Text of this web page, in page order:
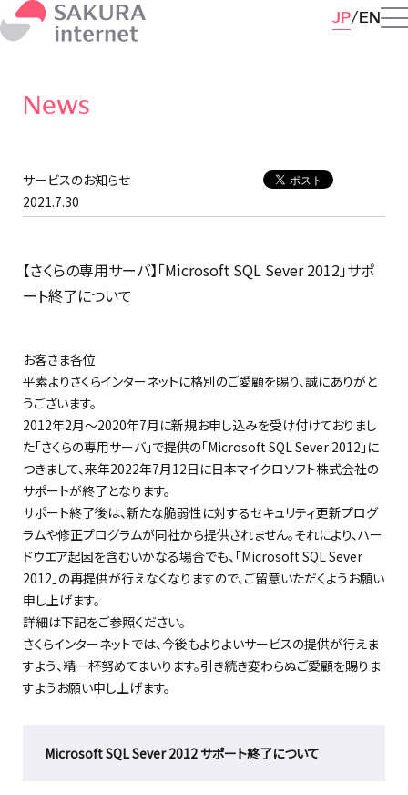
JP EN
News
サービスのお知らせ
2021.7.30
【さくらの専用サーバ】「Microsoft SQL Sever 2012」サポ
ート終了について
お客さま各位
平素よりさくらインターネットに格別のご愛顧を賜り、誠にありがと
うございます。
2012年2月～2020年7月に新規お申し込みを受け付けておりまし
た「さくらの専用サーバ」で提供の「Microsoft SQL Sever 2012」に
つきまして、来年2022年7月12日に日本マイクロソフト株式会社の
サポートが終了となります。
サポート終了後は、新たな脆弱性に対するセキュリティ更新プログ
ラムや修正プログラムが同社から提供されません。それにより、ハー
ドウエア起因を含むいかなる場合でも、「Microsoft SQL Sever
2012」の再提供が行えなくなりますので、ご留意いただくようお願い
申し上げます。
詳細は下記をご参照ください。
さくらインターネットでは、今後もよりよいサービスの提供が行えま
すよう、精一杯努めてまいります。引き続き変わらぬご愛顧を賜りま
すようお願い申し上げます。
Microsoft SQL Sever 2012 サポート終了について